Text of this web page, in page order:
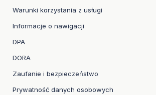
Warunki korzystania z usługi
Informacje o nawigacji
DPA
DORA
Zaufanie i bezpieczeństwo
Prywatność danych osobowych